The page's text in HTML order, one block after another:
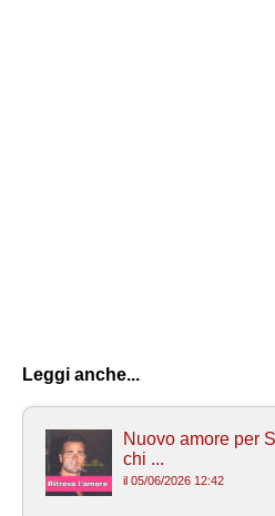
Leggi anche...
Nuovo amore per
chi ...
il 05/06/2026 12:42